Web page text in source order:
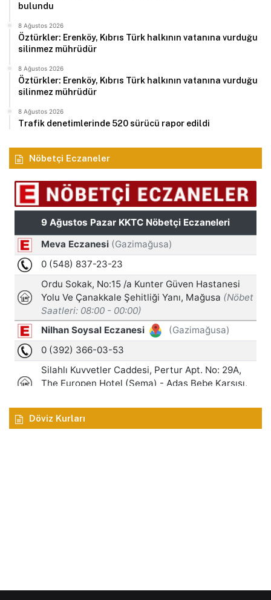
bulundu
8 Ağustos 2026
Öztürkler: Erenköy, Kıbrıs Türk halkının vatanına vurduğu
silinmez mührüdür
8 Ağustos 2026
Öztürkler: Erenköy, Kıbrıs Türk halkının vatanına vurduğu
silinmez mührüdür
8 Ağustos 2026
Trafik denetimlerinde 520 sürücü rapor edildi
Nöbetçi Eczaneler
Döviz Kurları